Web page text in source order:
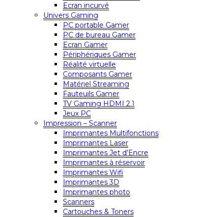
Ecran incurvé
Univers Gaming
PC portable Gamer
PC de bureau Gamer
Ecran Gamer
Périphériques Gamer
Réalité virtuelle
Composants Gamer
Matériel Streaming
Fauteuils Gamer
TV Gaming HDMI 2.1
Jeux PC
Impression – Scanner
Imprimantes Multifonctions
Imprimantes Laser
Imprimantes Jet d’Encre
Imprimantes à réservoir
Imprimantes Wifi
Imprimantes 3D
Imprimantes photo
Scanners
Cartouches & Toners